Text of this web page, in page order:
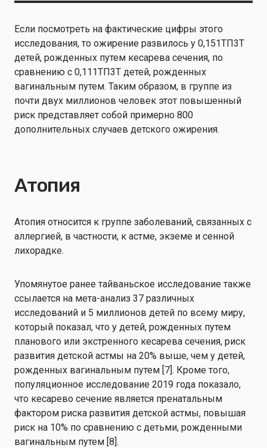
Если посмотреть на фактические цифры этого
исследования, то ожирение развилось у 0,151ТП3Т
детей, рожденных путем кесарева сечения, по
сравнению с 0,111ТП3Т детей, рожденных
вагинальным путем. Таким образом, в группе из
почти двух миллионов человек этот повышенный
риск представляет собой примерно 800
дополнительных случаев детского ожирения.
Атопия
Атопия относится к группе заболеваний, связанных с
аллергией, в частности, к астме, экземе и сенной
лихорадке.
Упомянутое ранее тайваньское исследование также
ссылается на мета-анализ 37 различных
исследований и 5 миллионов детей по всему миру,
который показал, что у детей, рожденных путем
планового или экстренного кесарева сечения, риск
развития детской астмы на 20% выше, чем у детей,
рожденных вагинальным путем [7]. Кроме того,
популяционное исследование 2019 года показало,
что кесарево сечение является пренатальным
фактором риска развития детской астмы, повышая
риск на 10% по сравнению с детьми, рожденными
вагинальным путем [8].